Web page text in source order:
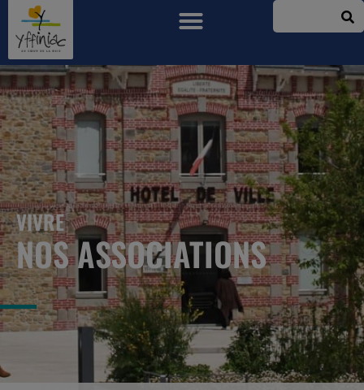
VIVRE
NOS ASSOCIATIONS